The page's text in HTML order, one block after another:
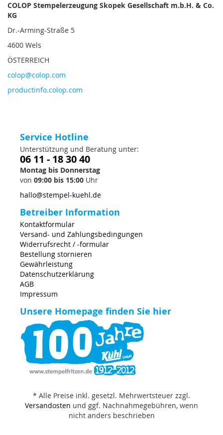
COLOP Stempelerzeugung Skopek Gesellschaft m.b.H. & Co.
KG
Dr.-Arming-Straße 5
4600 Wels
ÖSTERREICH
colop@colop.com
productinfo.colop.com
Service Hotline
Unterstützung und Beratung unter:
06 11 - 18 30 40
Montag bis Donnerstag
von 09:00 bis 15:00 Uhr
hallo@stempel-kuehl.de
Betreiber Information
Kontaktformular
Versand- und Zahlungsbedingungen
Widerrufsrecht / -formular
Bestellung stornieren
Gewährleistung
Datenschutzerklärung
AGB
Impressum
Unsere Homepage finden Sie hier
* Alle Preise inkl. gesetzl. Mehrwertsteuer zzgl.
Versandosten und ggf. Nachnahmegebühren, wenn
nicht anders beschrieben